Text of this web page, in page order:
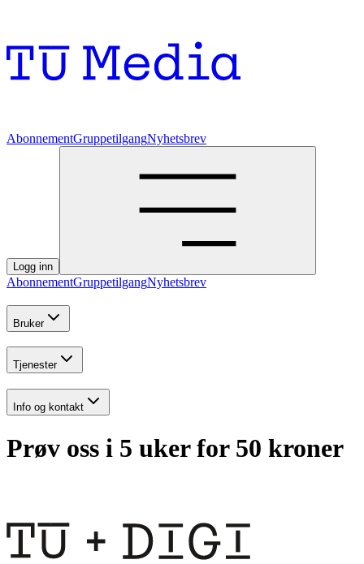
AbonnementGruppetilgangNyhetsbrev
Logg inn
AbonnementGruppetilgangNyhetsbrev
Bruker
Tjenester
Info og kontakt
Prøv oss i 5 uker for 50 kroner